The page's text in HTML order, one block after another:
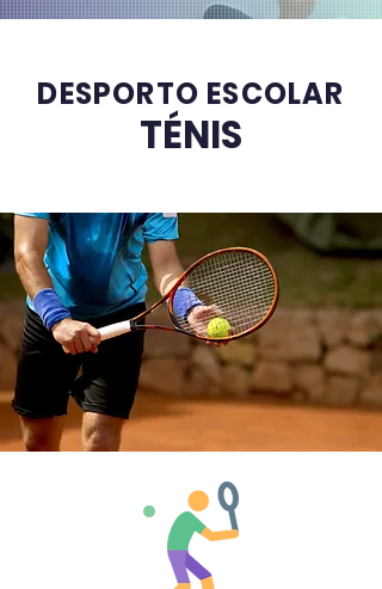
DESPORTO ESCOLAR
TÉNIS